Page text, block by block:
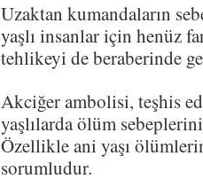
Uzaktan kumandaların
yaşlı insanlar için henüz
tehlikeyi de beraberinde
Akciğer ambolisi, teşhis
yaşlılarda ölüm
Özellikle ani yaşı
sorumludur.